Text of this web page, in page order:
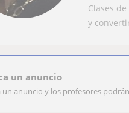
Clases
y
un anuncio
un anuncio y los profesores